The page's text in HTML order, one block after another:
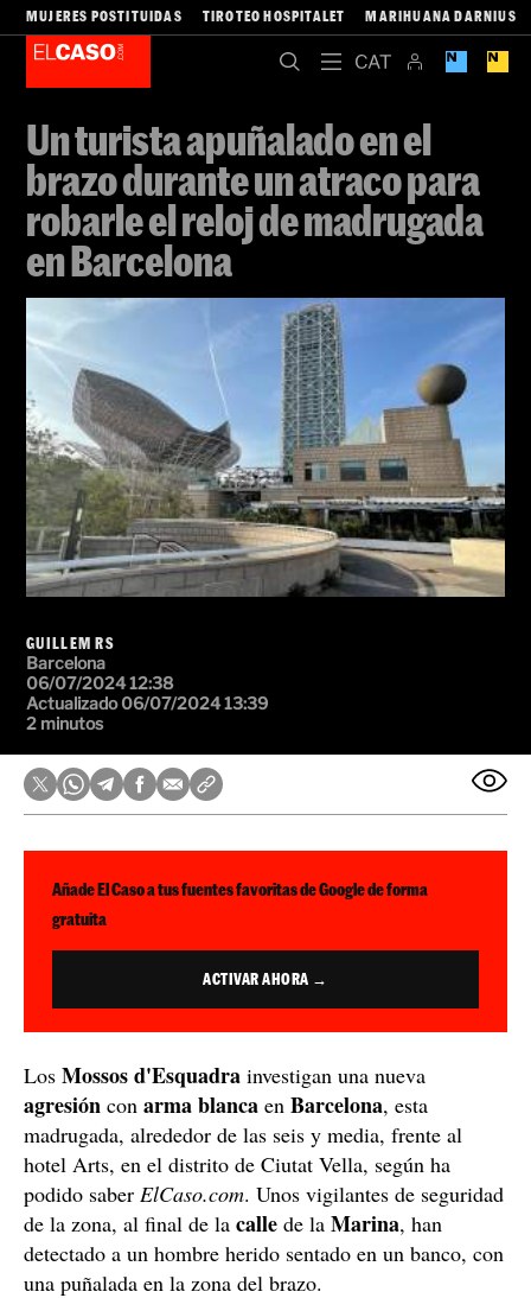
MUJERES POSTITUIDAS TIROTEO HOSPITALET MARIHUANA DARNIUS
Un turista apuñalado en el
brazo durante un atraco para
robarle el reloj de madrugada
en Barcelona
GUILLEM RS
Barcelona
06/07/2024 12:38
Actualizado 06/07/2024 13:39
2 minutos
Añade El Caso a tus fuentes favoritas de Google de forma
gratuita
ACTIVAR AHORA →
Los Mossos d'Esquadra investigan una nueva
agresión con armablanca en Barcelona, esta
madrugada, alrededor de las seis y media, frente al
hotel Arts, en el distrito de Ciutat Vella, según ha
podido saber ElCaso.com. Unos vigilantes de seguridad
de la zona, al final de la calle de la Marina, han
detectado a un hombre herido sentado en un banco, con
una puñalada en la zona del brazo.